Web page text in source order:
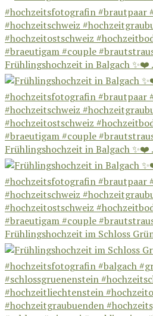
Frühlingshochzeit in Balgach ✨❤️
Frühlingshochzeit in Balgach ✨❤️
Frühlingshochzeit im Schloss